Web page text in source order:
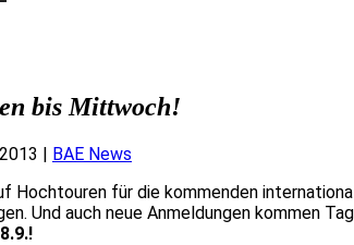
bis Mittwoch!
| BAE News
Hochtouren für die kommenden
Und auch neue Anmeldungen kommen